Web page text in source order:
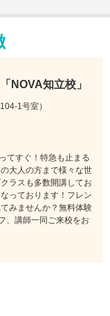
「NOVA知立校」
1号室）
てすぐ！特急も止まる
大人の方まで様々な世
ラスも多数開講してお
っております！フレン
みませんか？無料体験
、講師一同ご来校をお